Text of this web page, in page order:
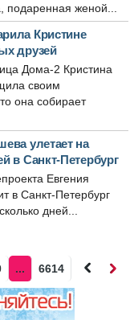
подаренная женой...
Кристине
друзей
Дома-2 Кристина
своим
она собирает
улетает на
в Санкт-Петербург
Евгения
в Санкт-Петербург
дней...
...
6614